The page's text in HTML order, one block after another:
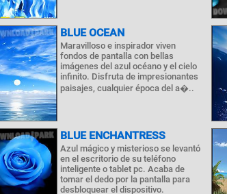
BLUE OCEAN
Maravilloso e inspirador viven
fondos de pantalla con bellas
imágenes del azul océano y el cielo
infinito. Disfruta de impresionantes
paisajes, cualquier época del a�..
BLUE ENCHANTRESS
Azul mágico y misterioso se levantó
en el escritorio de su teléfono
inteligente o tablet pc. Acaba de
tomar el dedo por la pantalla para
desbloquear el dispositivo.